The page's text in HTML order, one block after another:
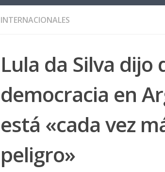
INTERNACIONALES
Lula da Silva dijo
democracia en
está «cada vez
peligro»